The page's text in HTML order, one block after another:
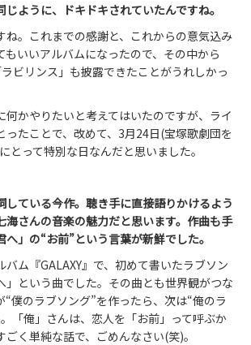
じように、
ドキドキされていたんですね。
。これまでの感謝と、これからの意気込み
もいいアルバムになったので、その中から
ラビリンス」も披露できたことがうれしかっ
かやりたいと考えてはいたのですが、ライ
ったことで、改めて、3月24日(宝塚歌劇団を
とって特別な日なんだと思いました。
ている今作。 聴き手に直接語りかけるよう
海さんの音楽の魅力だと思います。作曲も手
」 の“お前”という言葉が新鮮でした。
ム『GALAXY』で、初めて書いたラブソン
」という曲でした。その曲とも世界観がつな
“僕のラブソング”を作ったら、次は“俺のラ
「俺」さんは、恋人を「お前」って呼ぶか
く単純な話で、ごめんなさい(笑)。